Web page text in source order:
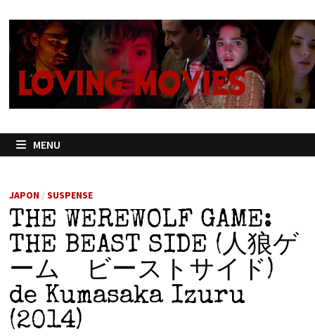
contenu
MENU
JAPON/ SUSPENSE
THE WEREWOLF GAME:
THE BEAST SIDE (人狼ゲ
ーム ビーストサイド)
de Kumasaka Izuru
(2014)